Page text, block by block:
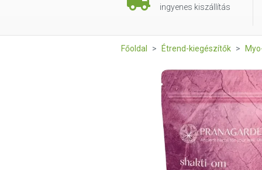
ingyenes kiszállítás
Főoldal Étrend-kiegészítők